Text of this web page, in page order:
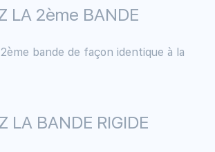
LA 2ème BANDE
bande de façon identique à la
LA BANDE RIGIDE